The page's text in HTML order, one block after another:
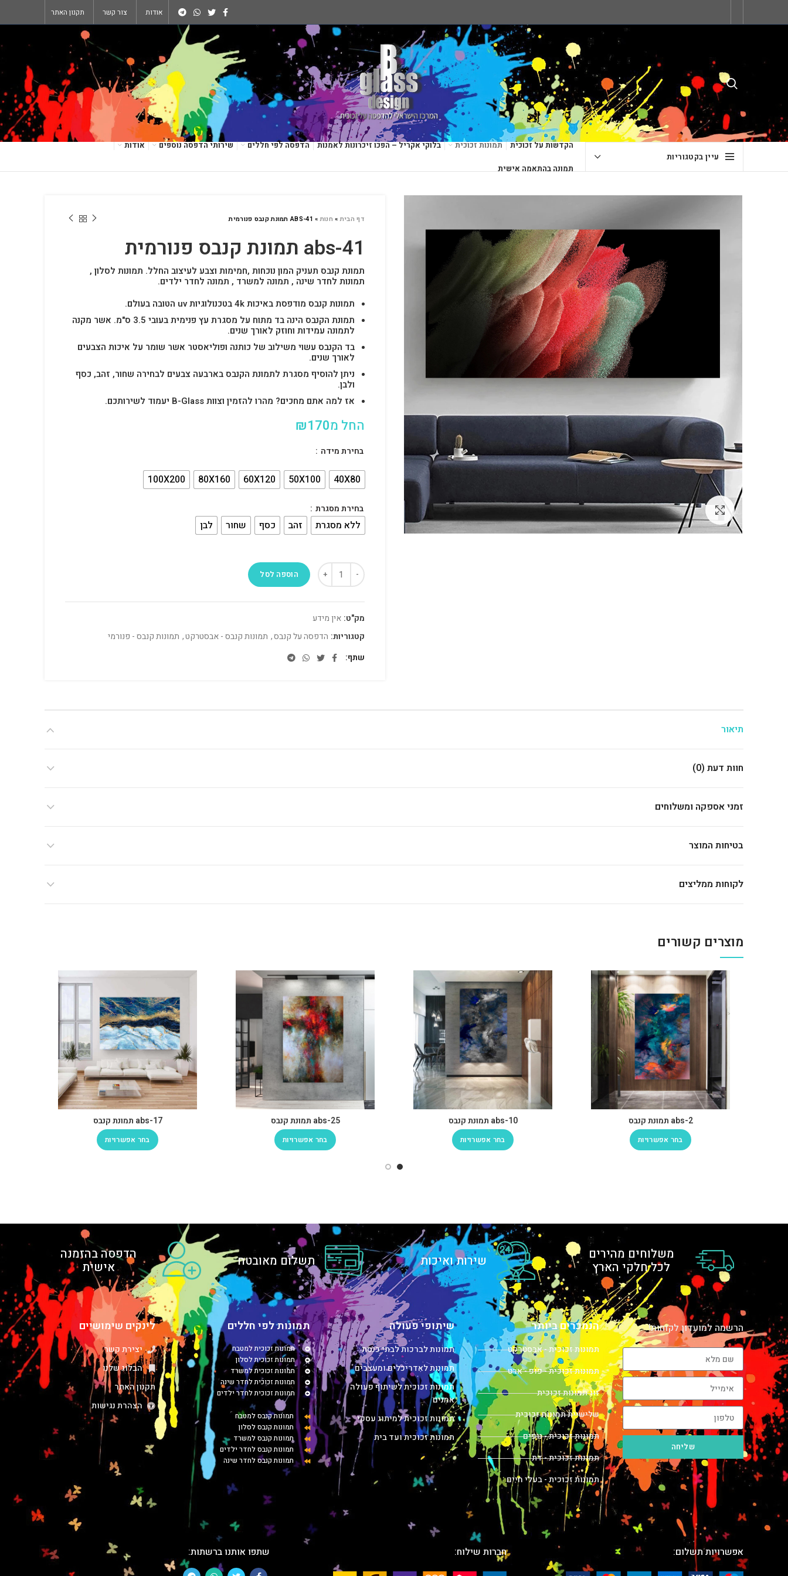
אודות צור קשר תקנון האתר
עיין בקטגוריות
הקדשות על זכוכית תמונות זכוכית בלוקי אקריל – הפכו זיכרונות לאמנות הדפסה לפי חללים שירותי הדפסה נוספים אודות
תמונה בהתאמה אישית
לחץ להגדלה
דף הבית» חנות» ABS-41 תמונת קנבס פנורמית
abs-41 תמונת קנבס פנורמית
תמונת קנבס תעניק המון נוכחות ,חמימות וצבע לעיצוב החלל. תמונות לסלון ,
תמונות לחדר שינה , תמונה למשרד , תמונה לחדר ילדים.
תמונות קנבס מודפסת באיכות 4k בטכנולוגיות uv הטובה בעולם.
תמונת הקנבס הינה בד מתוח על מסגרת עץ פנימית בעובי 3.5 ס"מ. אשר מקנה
לתמונה עמידות וחוזק לאורך שנים.
בד הקנבס עשוי משילוב של כותנה ופוליאסטר אשר שומר על איכות הצבעים
לאורך שנים.
ניתן להוסיף מסגרת לתמונת הקנבס בארבעה צבעים לבחירה שחור, זהב, כסף
ולבן.
אז למה אתם מחכים? מהרו להזמין וצוות B-Glass יעמוד לשירותכם.
החל מ ₪170
בחירת מידה
40X80
50X100
60X120
80X160
100X200
בחירת מסגרת
ללא מסגרת זהב כסף שחור לבן
הוספה לסל
מק"ט: אין מידע
קטגוריות: הדפסה על קנבס, תמונות קנבס - אבסטרקט, תמונות קנבס - פנורמי
שתף
תיאור
חוות דעת (0)
זמני אספקה ומשלוחים
בטיחות המוצר
לקוחות ממליצים
מוצרים קשורים
abs-2 תמונת קנבס
בחר אפשרויות
abs-10 תמונת קנבס
בחר אפשרויות
abs-25 תמונת קנבס
בחר אפשרויות
abs-17 תמונת קנבס
בחר אפשרויות
משלוחים מהירים
לכל חלקי הארץ שירות ואיכות תשלום מאובטח הדפסה בהזמנה
אישית
הרשמה למועדון לקוחות!
שליחה
הנמכרים ביותר
תמונות זכוכית - אבסטרקט
תמונות זכוכית - פופ - ארט
זוג תמונות זכוכית
שלישיית תמונות זכוכית
תמונות זכוכית - נופים
תמונות זכוכית - דת
תמונות זכוכית - בעלי חיים
שיתופי פעולה
תמונות לברכות לבתי כנסת
תמונות לאדריכלים ומעצבים
תמונות זכוכית לשיתוף פעולה
אמנים
תמונות זכוכית למיתוג עסקי
תמונות זכוכית ועד בית
תמונות לפי חללים
תמונות זכוכית למטבח
תמונות זכוכית לסלון
תמונות זכוכית למשרד
תמונות זכוכית לחדר שינה
תמונות זכוכית לחדר ילדים
תמונות קנבס למטבח
תמונות קנבס לסלון
תמונות קנבס למשרד
תמונות קנבס לחדר ילדים
תמונות קנבס לחדר שינה
לינקים שימושיים
יצירת קשר
הבלוג שלנו
תקנון האתר
הצהרת נגישות
אפשרויות תשלום: חברות שילוח: שתפו אותנו ברשתות: